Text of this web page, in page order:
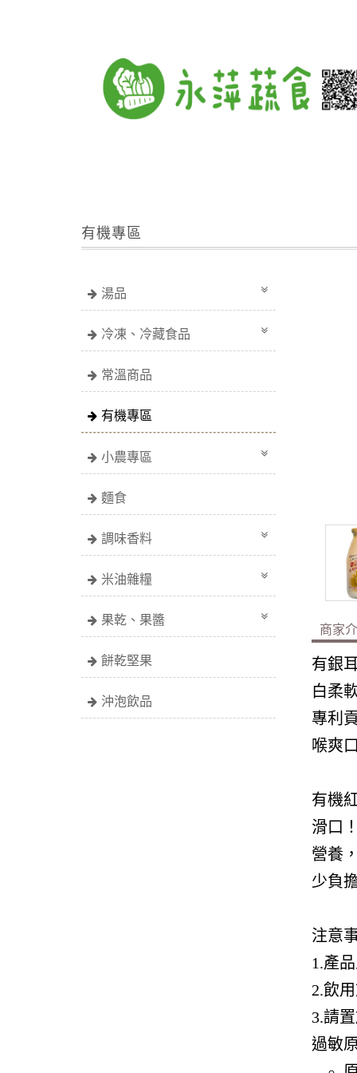
有機專區
湯品
冷凍、冷藏食品
常溫商品
有機專區
小農專區
麵食
調味香料
米油雜糧
果乾、果醬
餅乾堅果
沖泡飲品
商家
有銀
白柔
專利
喉爽
有機
滑口
營養
少負
注意
1.產
2.飲
3.請
過敏